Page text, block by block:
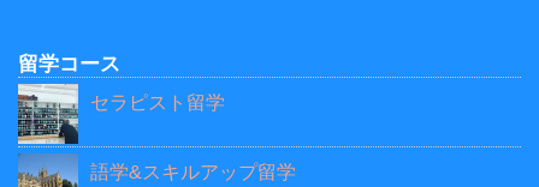
留学コース
セラピスト留学
語学&スキルアップ留学